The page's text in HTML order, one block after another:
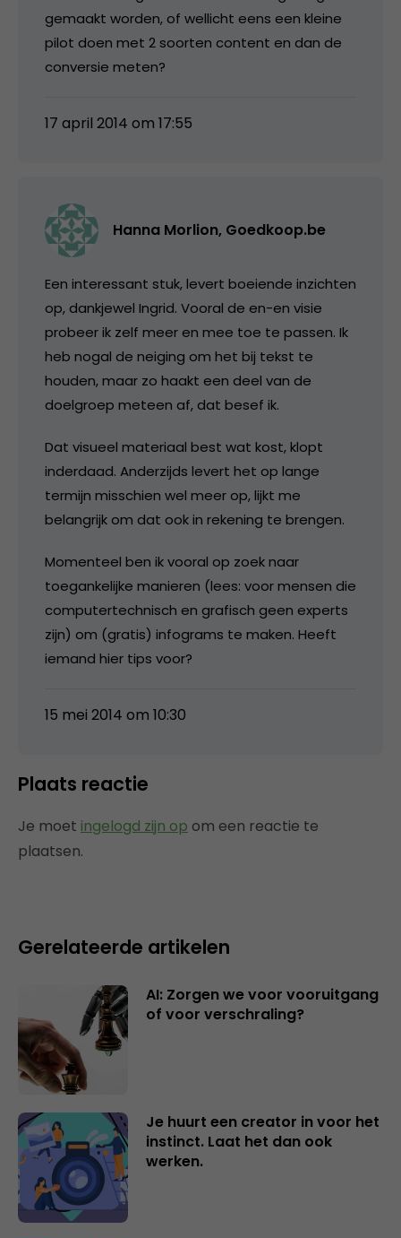
gemaakt worden, of wellicht eens een kleine
pilot doen met 2 soorten content en dan de
conversie meten?
17 april 2014 om 17:55
Hanna Morlion, Goedkoop.be
Een interessant stuk, levert boeiende inzichten
op, dankjewel Ingrid. Vooral de en-en visie
probeer ik zelf meer en mee toe te passen. Ik
heb nogal de neiging om het bij tekst te
houden, maar zo haakt een deel van de
doelgroep meteen af, dat besef ik.
Dat visueel materiaal best wat kost, klopt
inderdaad. Anderzijds levert het op lange
termijn misschien wel meer op, lijkt me
belangrijk om dat ook in rekening te brengen.
Momenteel ben ik vooral op zoek naar
toegankelijke manieren (lees: voor mensen die
computertechnisch en grafisch geen experts
zijn) om (gratis) infograms te maken. Heeft
iemand hier tips voor?
15 mei 2014 om 10:30
Plaats reactie
Je moet ingelogd zijn op om een reactie te
plaatsen.
Gerelateerde artikelen
AI: Zorgen we voor vooruitgang
of voor verschraling?
Je huurt een creator in voor het
instinct. Laat het dan ook
werken.